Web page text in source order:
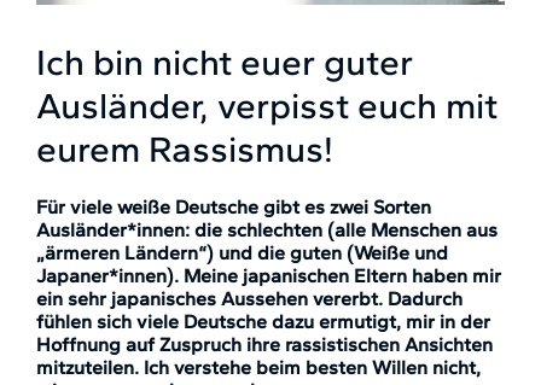
Ich bin nicht euer guter
Ausländer, verpisst euch mit
eurem Rassismus!
Für viele weiße Deutsche gibt es zwei Sorten
Ausländer*innen: die schlechten (alle Menschen aus
„ärmeren Ländern“) und die guten (Weiße und
Japaner*innen). Meine japanischen Eltern haben mir
ein sehr japanisches Aussehen vererbt. Dadurch
fühlen sich viele Deutsche dazu ermutigt, mir in der
Hoffnung auf Zuspruch ihre rassistischen Ansichten
mitzuteilen. Ich verstehe beim besten Willen nicht,